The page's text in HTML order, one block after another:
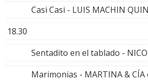
Casi Casi - LUIS MACHIN
18.30
Sentadito en el tablado -
Marimonias - MARTINA &